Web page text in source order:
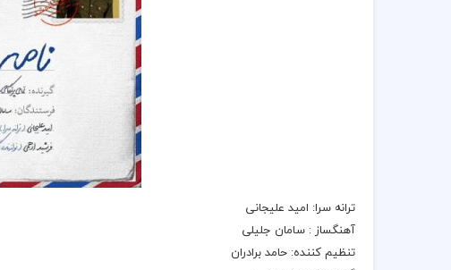
ترانه سرا: امید علیجانی
آهنگساز : سامان جلیلی
تنظیم کننده: حامد برادران